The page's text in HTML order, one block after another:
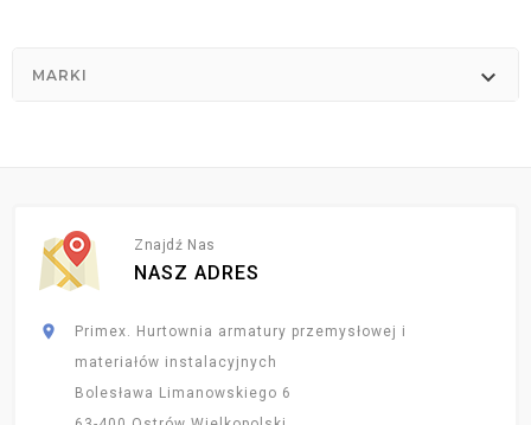
MARKI 
Znajdź Nas
NASZ ADRES

Primex. Hurtownia armatury przemysłowej i
materiałów instalacyjnych
Bolesława Limanowskiego 6